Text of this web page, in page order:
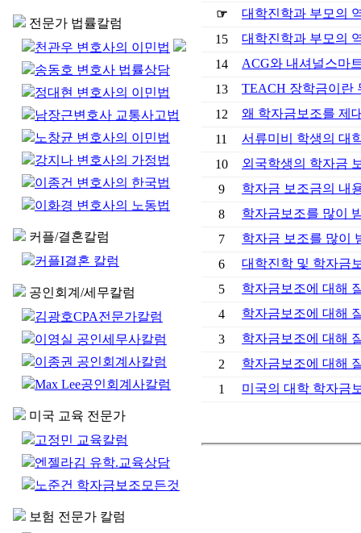
전문가 법률칼럼
천관우 변호사의 이민법
송동호 변호사 법률상담
정대현 변호사의 이민법
남장근변호사 교통사고법
노창균 변호사의 이민법
강지나 변호사의 가정법
이종건 변호사의 한국법
이화경 변호사의 노동법
커플/결혼칼럼
커플I결혼 칼럼
공인회계/세무칼럼
김광호CPA전문가칼럼
이영실 공인세무사칼럼
이종권 공인회계사칼럼
Max Lee공인회계사칼럼
미국 교육 전문가
고정민 교육칼럼
엔젤라김 유학.교육상담
노준건 학자금보조모든것
보험 전문가 칼럼
☞
대학진학과 부모의
15
대학진학과 부모의
14
ACG와 내셔널스마
13
TEACH 장학금이란
12
왜 학자금보조를 제
11
서류미비 학생의 대
10
외국학생의 학자금
9
학자금 보조금의 내
8
학자금보조를 많이
7
학자금 보조를 많이
6
대학진학 및 학자금
5
학자금보조에 대해
4
학자금보조에 대해
3
학자금보조에 대해
2
학자금보조에 대해
1
미국의 대학 학자금